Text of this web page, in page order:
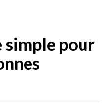
simple pour